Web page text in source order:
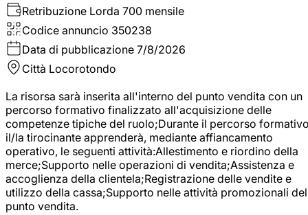
Retribuzione Lorda 700 mensile
Codice annuncio 350238
Data di pubblicazione 7/8/2026
Città Locorotondo
La risorsa sarà inserita all'interno del punto vendita con un
percorso formativo finalizzato all'acquisizione delle
competenze tipiche del ruolo;Durante il percorso
il/la tirocinante apprenderà, mediante affiancamento
operativo, le seguenti attività:Allestimento e riordino della
merce;Supporto nelle operazioni di vendita;Assistenza e
accoglienza della clientela;Registrazione delle vendite e
utilizzo della cassa;Supporto nelle attività promozionali del
punto vendita.